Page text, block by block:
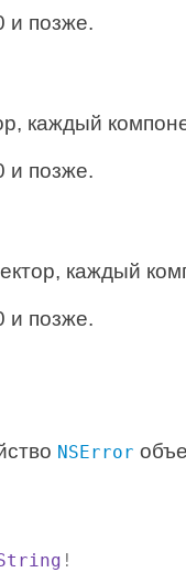
и позже.
каждый
и позже.
каждый
и позже.
NSError
!